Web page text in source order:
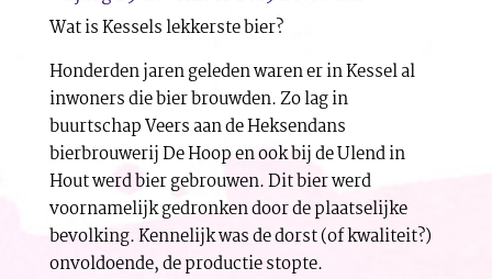
Wat is Kessels lekkerste bier?
Honderden jaren geleden waren er in Kessel al
inwoners die bier brouwden. Zo lag in
buurtschap Veers aan de Heksendans
bierbrouwerij De Hoop en ook bij de Ulend in
Hout werd bier gebrouwen. Dit bier werd
voornamelijk gedronken door de plaatselijke
bevolking. Kennelijk was de dorst (of kwaliteit?)
onvoldoende, de productie stopte.